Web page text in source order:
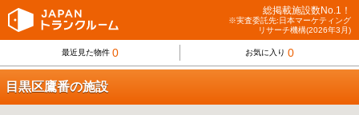
総掲載施設数No.1！
※実査委託先:日本マーケティング
リサーチ機構(2026年3月)
最近見た物件 0 お気に入り 0
目黒区鷹番の施設